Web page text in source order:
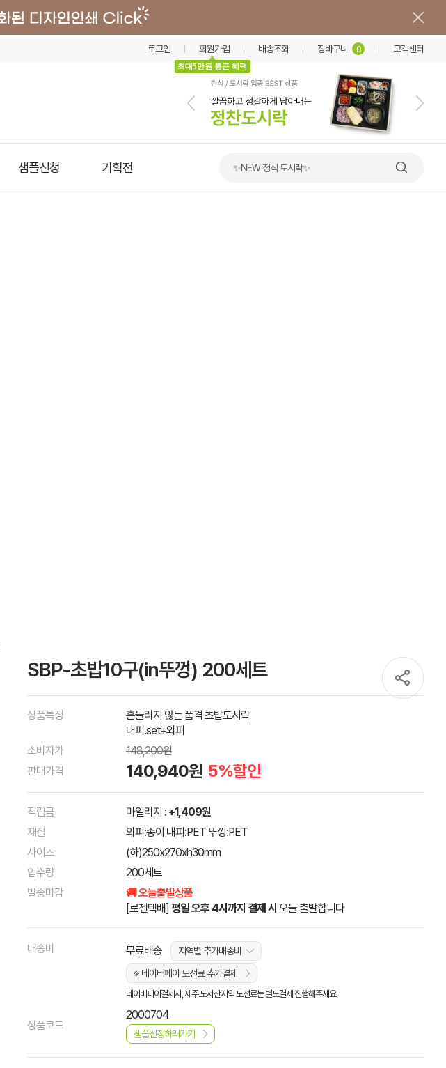
로그인 회원가입
최대5만원 통큰 혜택
배송조회 장바구니 0 고객센터
샘플신청 기획전 ✨NEW 정식 도시락✨
SBP-초밥10구(in뚜껑) 200세트
상품특징
흔들리지 않는 품격 초밥도시락
내피.set+외피
소비자가
148,200원
판매가격
140,940원 5%할인
적립금 마일리지 : +1,409원
재질
외피:종이 내피:PET 뚜껑:PET
사이즈
(하)250x270xh30mm
입수량
200세트
발송마감
🚚 오늘출발상품
[로젠택배] 평일 오후 4시까지 결제 시 오늘 출발합니다
배송비 무료배송
지역별 추가배송비
※ 네이버페이 도선료 추가결제
네이버페이결제시, 제주.도서산지역 도선료는 별도결제 진행해주세요
상품코드
2000704
샘플신청하러가기